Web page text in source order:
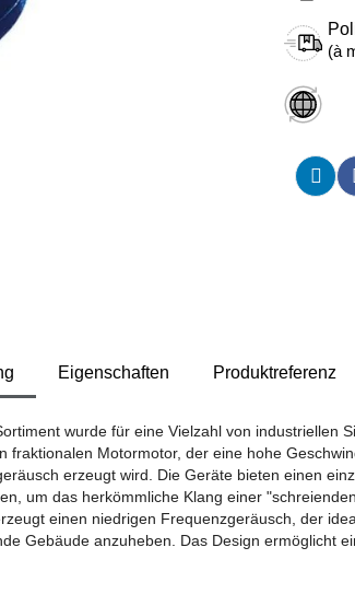
(à
Eigenschaften Produktreferenz
wurde für eine Vielzahl von industriellen
Motormotor, der eine hohe
erzeugt wird. Die Geräte bieten einen
um das herkömmliche Klang einer
einen niedrigen Frequenzgeräusch, der
Gebäude anzuheben. Das Design ermöglicht